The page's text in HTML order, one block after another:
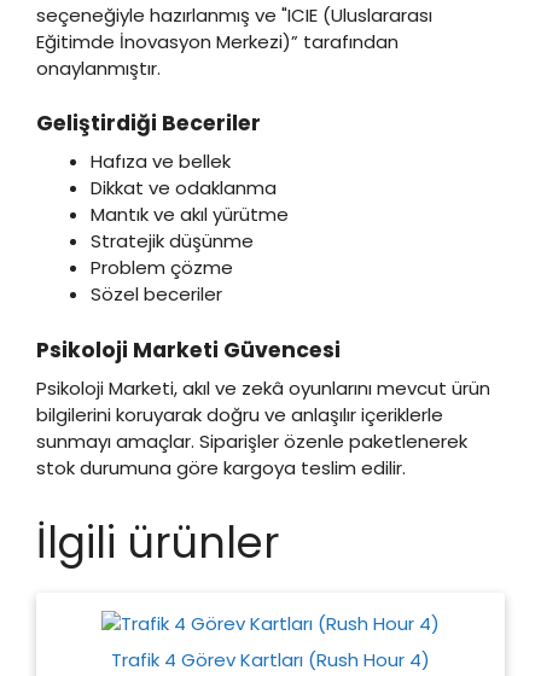
seçeneğiyle hazırlanmış ve "ICIE (Uluslararası
Eğitimde İnovasyon Merkezi)” tarafından
onaylanmıştır.
Geliştirdiği Beceriler
Hafıza ve bellek
Dikkat ve odaklanma
Mantık ve akıl yürütme
Stratejik düşünme
Problem çözme
Sözel beceriler
Psikoloji Marketi Güvencesi
Psikoloji Marketi, akıl ve zekâ oyunlarını mevcut ürün
bilgilerini koruyarak doğru ve anlaşılır içeriklerle
sunmayı amaçlar. Siparişler özenle paketlenerek
stok durumuna göre kargoya teslim edilir.
İlgili ürünler
Trafik 4 Görev Kartları (Rush Hour 4)